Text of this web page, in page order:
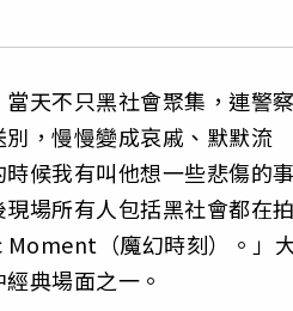
天不只黑社會聚集，連警
，慢慢變成哀戚、默默流
候我有叫他想一些悲傷的
場所有人包括黑社會都在
Moment（魔幻時刻）。」
典場面之一。